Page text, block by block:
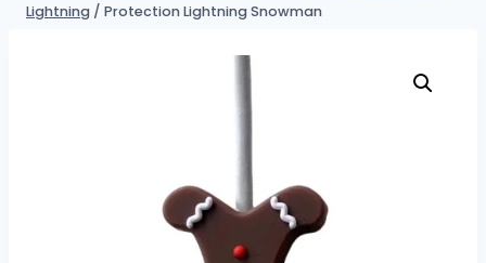
Lightning / Protection Lightning Snowman